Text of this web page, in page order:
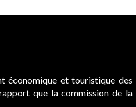
économique et touristique des
que la commission de la